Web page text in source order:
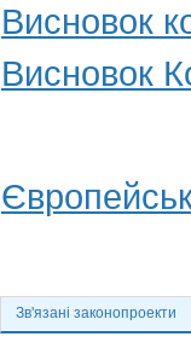
Висновок
Висновок
Зв'язані законопроекти